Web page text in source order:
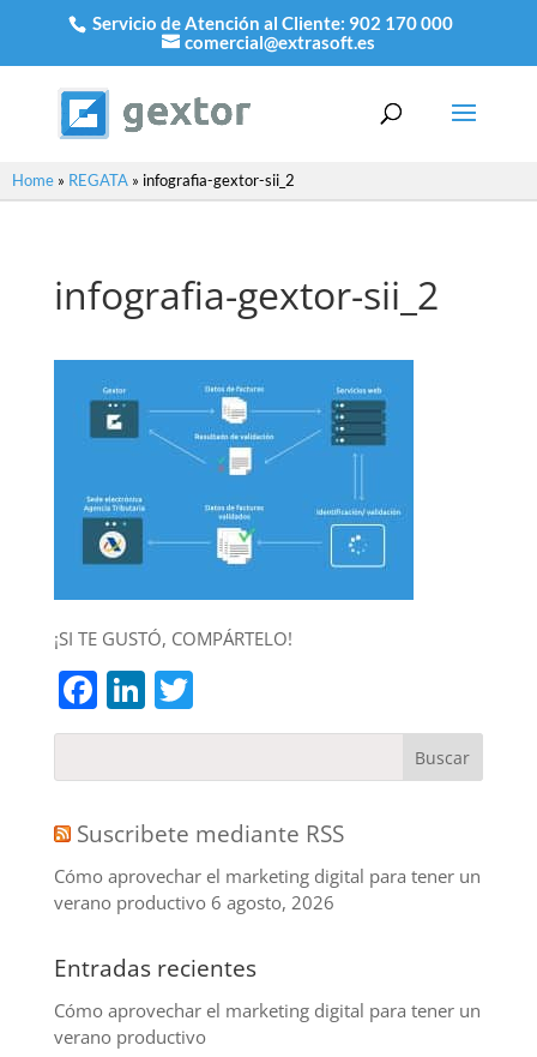
Servicio de Atención al Cliente: 902 170 000
comercial@extrasoft.es
Home » REGATA » infografia-gextor-sii_2
infografia-gextor-sii_2
¡SI TE GUSTÓ, COMPÁRTELO!
Facebook
LinkedIn
Twitter
Suscribete mediante RSS
Cómo aprovechar el marketing digital para tener un
verano productivo 6 agosto, 2026
Entradas recientes
Cómo aprovechar el marketing digital para tener un
verano productivo